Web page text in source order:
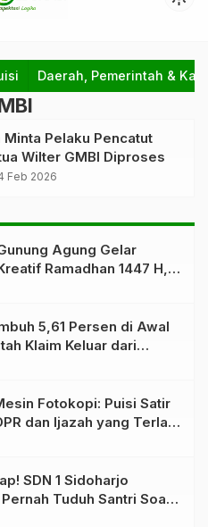
Daerah, Pemerintah &
Minta Pelaku Pencatut
Wilter GMBI Diproses
Feb 2026
Agung Gelar
Ramadhan 1447 H,
Pererat Kebersamaan
5,61 Persen di Awal
Klaim Keluar dari
Fotokopi: Puisi Satir
dan Ijazah yang Terlalu
SDN 1 Sidoharjo
Tuduh Santri Soal